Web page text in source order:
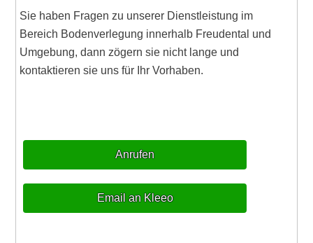
Sie haben Fragen zu unserer Dienstleistung im
Bereich Bodenverlegung innerhalb Freudental und
Umgebung, dann zögern sie nicht lange und
kontaktieren sie uns für Ihr Vorhaben.
Anrufen
Email an Kleeo